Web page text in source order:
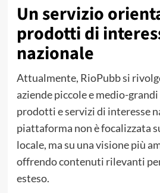
Un servizio
prodotti di
nazionale
Attualmente, RioPubb si
aziende piccole e medio-
prodotti e servizi di interesse
piattaforma non è focalizzata
locale, ma su una visione più
offrendo contenuti rilevanti
esteso.